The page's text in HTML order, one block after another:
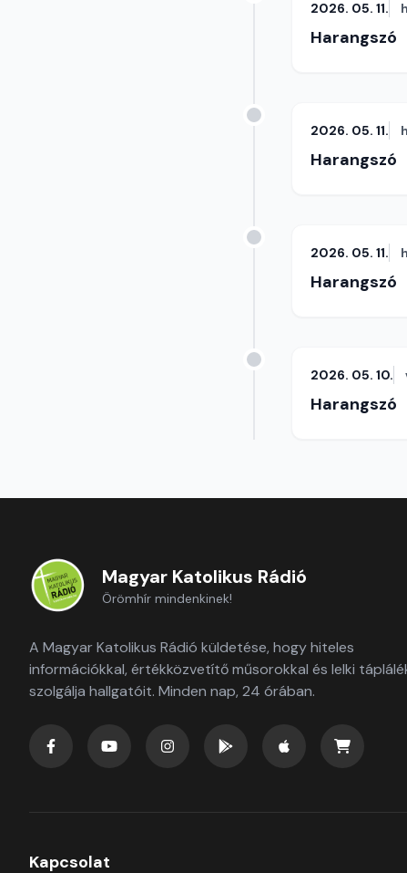
2026. 05. 11.
Harangszó
2026. 05. 11.
Harangszó
2026. 05. 11.
Harangszó
2026. 05. 10.
Harangszó
Magyar Katolikus Rádió
Örömhír mindenkinek!
A Magyar Katolikus Rádió küldetése, hogy hiteles
információkkal, értékközvetítő műsorokkal és lelki
szolgálja hallgatóit. Minden nap, 24 órában.
Kapcsolat